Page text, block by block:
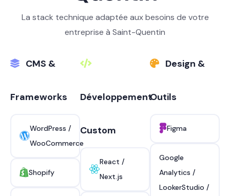
La stack technique adaptée aux besoins de votre
entreprise à Saint-Quentin
CMS &
Frameworks
WordPress /
WooCommerce
Shopify
Développement
Custom
React /
Next.js
Design &
Outils
Figma
Google
Analytics /
LookerStudio /